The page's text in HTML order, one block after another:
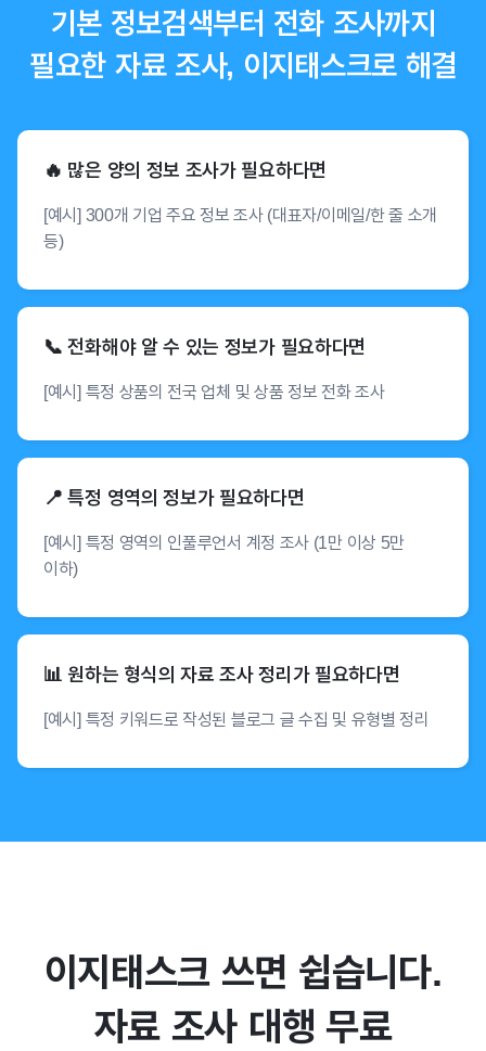
기본 정보검색부터 전화 조사까지
필요한 자료 조사, 이지태스크로 해결
🔥 많은 양의 정보 조사가 필요하다면
[예시] 300개 기업 주요 정보 조사 (대표자/이메일/한 줄 소개
등)
📞 전화해야 알 수 있는 정보가 필요하다면
[예시] 특정 상품의 전국 업체 및 상품 정보 전화 조사
📍 특정 영역의 정보가 필요하다면
[예시] 특정 영역의 인풀루언서 계정 조사 (1만 이상 5만
이하)
📊 원하는 형식의 자료 조사 정리가 필요하다면
[예시] 특정 키워드로 작성된 블로그 글 수집 및 유형별 정리
이지태스크 쓰면 쉽습니다.
자료 조사 대행 무료